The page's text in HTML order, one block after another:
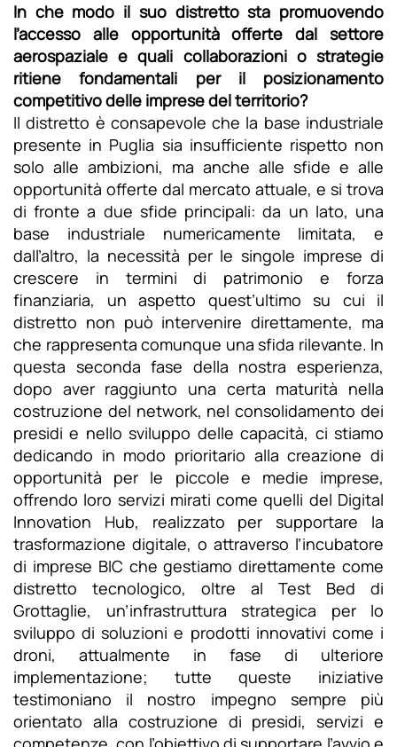
In che modo il suo distretto sta promuovendo
l’accesso alle opportunità offerte dal settore
aerospaziale e quali collaborazioni o strategie
ritiene fondamentali per il posizionamento
competitivo delle imprese del territorio?
Il distretto è consapevole che la base industriale
presente in Puglia sia insufficiente rispetto non
solo alle ambizioni, ma anche alle sfide e alle
opportunità offerte dal mercato attuale, e si trova
di fronte a due sfide principali: da un lato, una
base industriale numericamente limitata, e
dall’altro, la necessità per le singole imprese di
crescere in termini di patrimonio e forza
finanziaria, un aspetto quest’ultimo su cui il
distretto non può intervenire direttamente, ma
che rappresenta comunque una sfida rilevante. In
questa seconda fase della nostra esperienza,
dopo aver raggiunto una certa maturità nella
costruzione del network, nel consolidamento dei
presidi e nello sviluppo delle capacità, ci stiamo
dedicando in modo prioritario alla creazione di
opportunità per le piccole e medie imprese,
offrendo loro servizi mirati come quelli del Digital
Innovation Hub, realizzato per supportare la
trasformazione digitale, o attraverso l’incubatore
di imprese BIC che gestiamo direttamente come
distretto tecnologico, oltre al Test Bed di
Grottaglie, un’infrastruttura strategica per lo
sviluppo di soluzioni e prodotti innovativi come i
droni, attualmente in fase di ulteriore
implementazione; tutte queste iniziative
testimoniano il nostro impegno sempre più
orientato alla costruzione di presidi, servizi e